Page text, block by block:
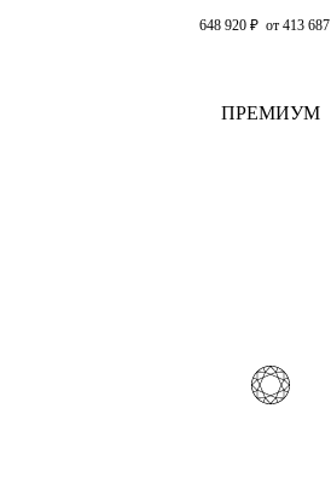
648 920 ₽ от 413 687
ПРЕМИУМ